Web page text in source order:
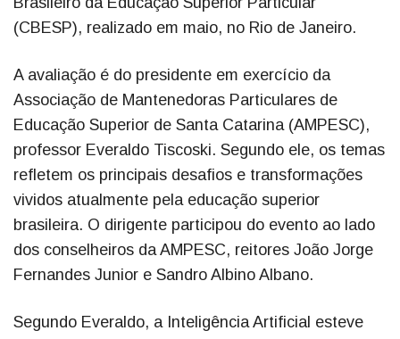
(CBESP), realizado em maio, no Rio de Janeiro.
A avaliação é do presidente em exercício da
Associação de Mantenedoras Particulares de
Educação Superior de Santa Catarina (AMPESC),
professor Everaldo Tiscoski. Segundo ele, os temas
refletem os principais desafios e transformações
vividos atualmente pela educação superior
brasileira. O dirigente participou do evento ao lado
dos conselheiros da AMPESC, reitores João Jorge
Fernandes Junior e Sandro Albino Albano.
Segundo Everaldo, a Inteligência Artificial esteve